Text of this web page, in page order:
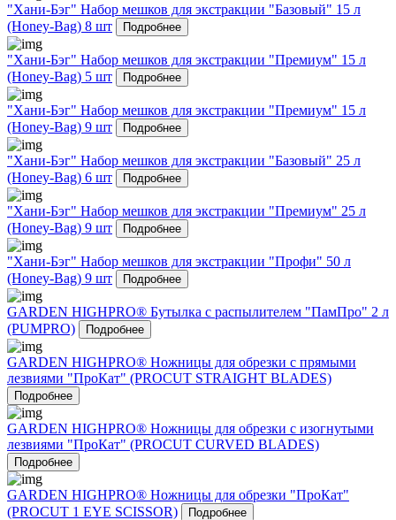
"Хани-Бэг" Набор мешков для экстракции "Базовый" 15 л
(Honey-Bag) 8 шт
Подробнее
"Хани-Бэг" Набор мешков для экстракции "Премиум" 15 л
(Honey-Bag) 5 шт
Подробнее
"Хани-Бэг" Набор мешков для экстракции "Премиум" 15 л
(Honey-Bag) 9 шт
Подробнее
"Хани-Бэг" Набор мешков для экстракции "Базовый" 25 л
(Honey-Bag) 6 шт
Подробнее
"Хани-Бэг" Набор мешков для экстракции "Премиум" 25 л
(Honey-Bag) 9 шт
Подробнее
"Хани-Бэг" Набор мешков для экстракции "Профи" 50 л
(Honey-Bag) 9 шт
Подробнее
GARDEN HIGHPRO® Бутылка с распылителем "ПамПро" 2 л
(PUMPRO)
Подробнее
GARDEN HIGHPRO® Ножницы для обрезки с прямыми
лезвиями "ПроКат" (PROCUT STRAIGHT BLADES)
Подробнее
GARDEN HIGHPRO® Ножницы для обрезки с изогнутыми
лезвиями "ПроКат" (PROCUT CURVED BLADES)
Подробнее
GARDEN HIGHPRO® Ножницы для обрезки "ПроКат"
(PROCUT 1 EYE SCISSOR)
Подробнее